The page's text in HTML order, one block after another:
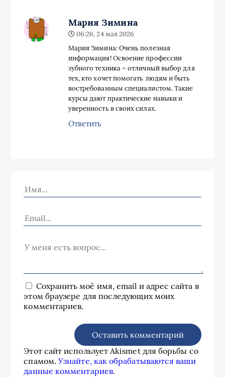
Мария Зимина
06:26, 24 мая 2026
Мария Зимина: Очень полезная
информация! Освоение профессии
зубного техника – отличный выбор для
тех, кто хочет помогать людям и быть
востребованным специалистом. Такие
курсы дают практические навыки и
уверенность в своих силах.
Ответить
Сохранить моё имя, email и адрес сайта в
этом браузере для последующих моих
комментариев.
Этот сайт использует Akismet для борьбы со
спамом.Узнайте, как обрабатываются ваши
данные комментариев.